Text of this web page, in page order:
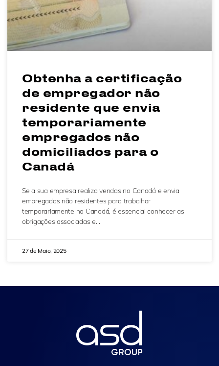
Obtenha a certificação
de empregador não
residente que envia
temporariamente
empregados não
domiciliados para o
Canadá
Se a sua empresa realiza vendas no Canadá e envia
empregados não residentes para trabalhar
temporariamente no Canadá, é essencial conhecer as
obrigações associadas e…
27 de Maio, 2025